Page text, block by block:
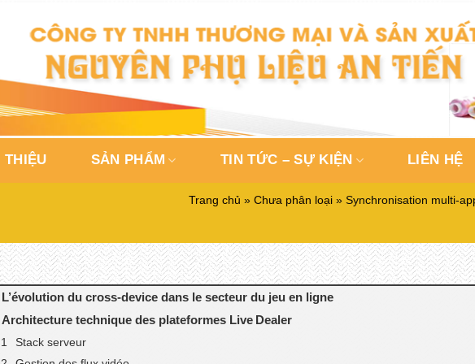
SẢN PHẨM TIN TỨC – SỰ KIỆN LIÊN HỆ
Trang chủ » Chưa phân loại » Synchronisation
L’évolution du cross‑device dans le secteur du jeu en ligne
Architecture technique des plateformes Live Dealer
Stack serveur